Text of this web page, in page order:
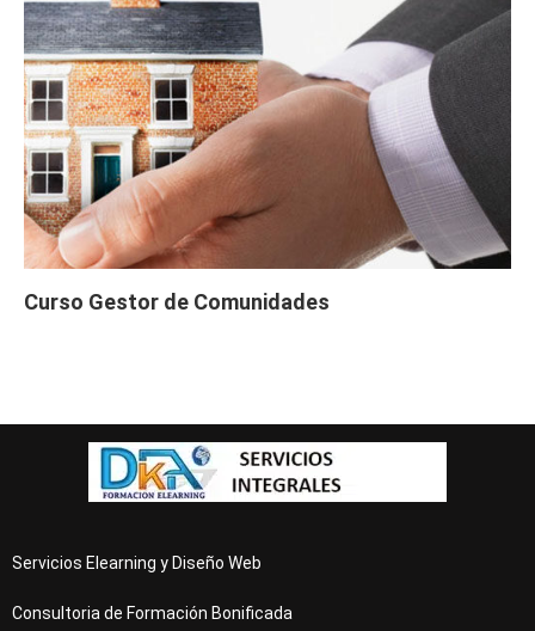
Curso Gestor de Comunidades
Servicios Elearning y Diseño Web
Consultoria de Formación Bonificada